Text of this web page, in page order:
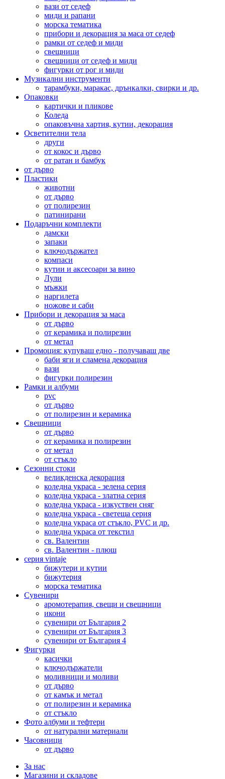
вази от седеф
миди и рапани
морска тематика
прибори и декорация за маса от седеф
рамки от седеф и миди
свещници
свещници от седеф и миди
фигурки от рог и миди
Музикални инструменти
тарамбуки, маракас, дрънкалки, свирки и др.
Опаковки
картички и пликове
Коледа
опаковъчна хартия, кутии, декорация
Осветителни тела
други
от кокос и дърво
от ратан и бамбук
от дърво
Пластики
животни
от дърво
от полирезин
патинирани
Подаръчни комплекти
дамски
запаки
ключодържател
компаси
кутии и аксесоари за вино
Лули
мъжки
наргилета
ножове и саби
Прибори и декорация за маса
от дърво
от керамика и полирезин
от метал
Промоция: купуваш едно - получаваш две
баби яги и сламена декорация
вази
фигурки полирезин
Рамки и албуми
pvc
от дърво
от полирезин и керамика
Свещници
от дърво
от керамика и полирезин
от метал
от стъкло
Сезонни стоки
великденска декорация
коледна украса - зелена серия
коледна украса - златна серия
коледна украса - изкуствен сняг
коледна украса - светеща серия
коледна украса от стъкло, PVC и др.
коледна украса от текстил
св. Валентин
св. Валентин - плюш
серия vintaje
бижутери и кутии
бижутерия
морска тематика
Сувенири
аромотерапия, свещи и свещници
икони
сувенири от България 2
сувенири от България 3
сувенири от България 4
Фигурки
касички
ключодържатели
моливници и моливи
от дърво
от камък и метал
от полирезин и керамика
от стъкло
Фото албуми и тефтери
от натурални материали
Часовници
от дърво
За нас
Магазини и складове